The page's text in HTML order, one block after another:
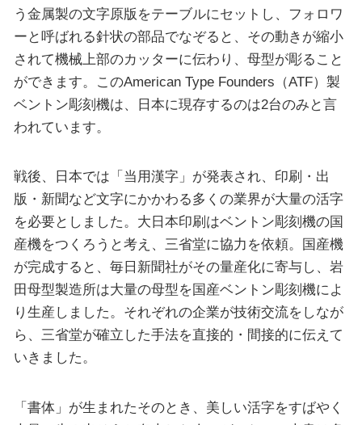
う金属製の文字原版をテーブルにセットし、フォロワ
ーと呼ばれる針状の部品でなぞると、その動きが縮小
されて機械上部のカッターに伝わり、母型が彫ること
ができます。このAmerican Type Founders（ATF）製
ベントン彫刻機は、日本に現存するのは2台のみと言
われています。
戦後、日本では「当用漢字」が発表され、印刷・出
版・新聞など文字にかかわる多くの業界が大量の活字
を必要としました。大日本印刷はベントン彫刻機の国
産機をつくろうと考え、三省堂に協力を依頼。国産機
が完成すると、毎日新聞社がその量産化に寄与し、岩
田母型製造所は大量の母型を国産ベントン彫刻機によ
り生産しました。それぞれの企業が技術交流をしなが
ら、三省堂が確立した手法を直接的・間接的に伝えて
いきました。
「書体」が生まれたそのとき、美しい活字をすばやく